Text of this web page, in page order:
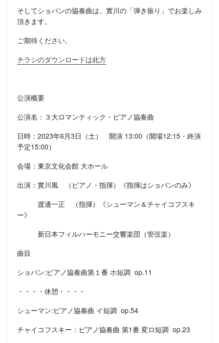
そしてショパンの協奏曲は、實川の「弾き振り」でお楽しみ
頂きます。
ご期待ください。
チラシのダウンロードは此方
公演概要
公演名：３大ロマンティック・ピアノ協奏曲
日時：2023年6月3日（土） 開演 13:00（開場12:15・終演
予定15:00）
会場：東京文化会館 大ホール
出演：實川風 （ピアノ・指揮）《指揮はショパンのみ》
渡邊一正 （指揮）《シューマン＆チャイコフスキ
ー》
新日本フィルハーモニー交響楽団（管弦楽）
曲目
ショパン:ピアノ協奏曲第１番 ホ短調 op.11
・・・・休憩・・・・
シューマン:ピアノ協奏曲 イ短調 op.54
チャイコフスキー：ピアノ協奏曲 第1番 変ロ短調 op.23